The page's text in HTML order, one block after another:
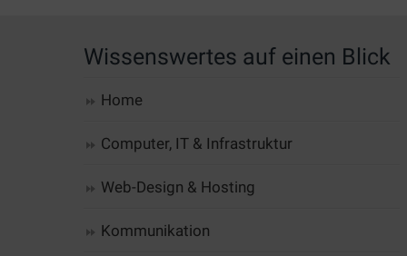
Wissenswertes auf einen Blick
Home
Computer, IT & Infrastruktur
Web-Design & Hosting
Kommunikation